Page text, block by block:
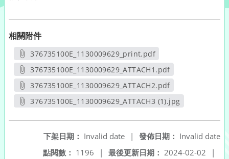
相關附件
376735100E_1130009629_print.pdf
另開新視窗
376735100E_1130009629_ATTACH1.pdf
另開新視窗
376735100E_1130009629_ATTACH2.pdf
另開新視窗
376735100E_1130009629_ATTACH3 (1).jpg
發佈日期： Invalid date
下架日期： Invalid date
|
最後更新日期： 2024-02-02 |
點閱數： 1196 |